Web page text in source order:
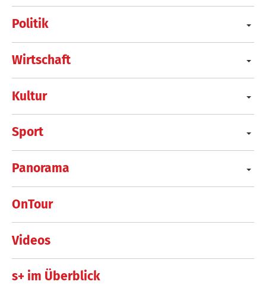
Politik
Wirtschaft
Kultur
Sport
Panorama
OnTour
Videos
s+ im Überblick